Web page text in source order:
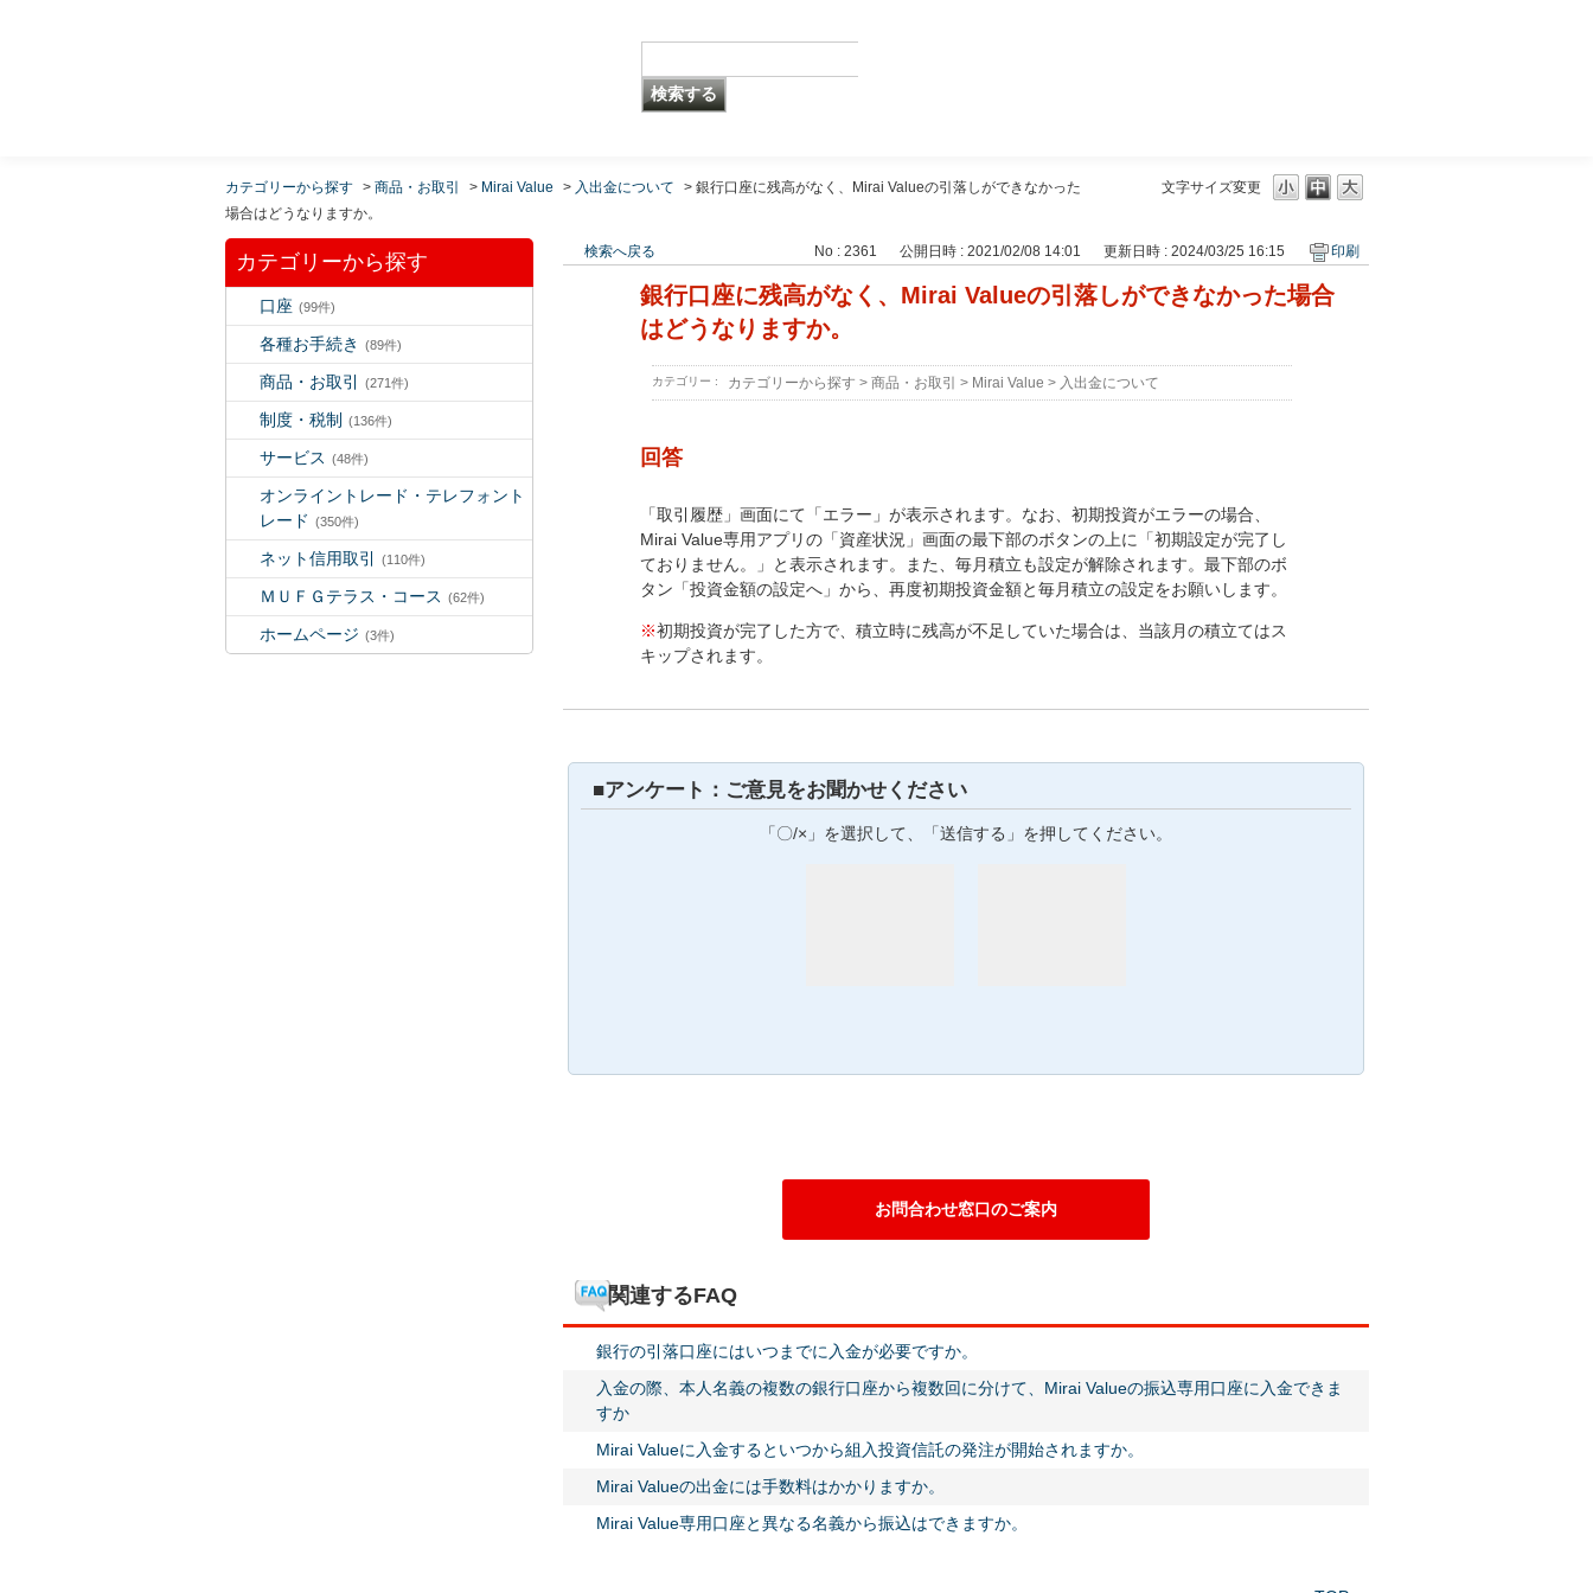
文字サイズ変更
カテゴリーから探す > 商品・お取引 > Mirai Value > 入出金について > 銀行口座に残高がなく、Mirai Valueの引落しができなかった
場合はどうなりますか。
カテゴリーから探す
口座 (99件)
各種お手続き (89件)
商品・お取引 (271件)
制度・税制 (136件)
サービス (48件)
オンライントレード・テレフォント
レード (350件)
ネット信用取引 (110件)
ＭＵＦＧテラス・コース (62件)
ホームページ (3件)
検索へ戻る No : 2361 公開日時 : 2021/02/08 14:01 更新日時 : 2024/03/25 16:15 印刷
銀行口座に残高がなく、Mirai Valueの引落しができなかった場合
はどうなりますか。
カテゴリー : カテゴリーから探す > 商品・お取引 > Mirai Value > 入出金について
回答
「取引履歴」画面にて「エラー」が表示されます。なお、初期投資がエラーの場合、
Mirai Value専用アプリの「資産状況」画面の最下部のボタンの上に「初期設定が完了し
ておりません。」と表示されます。また、毎月積立も設定が解除されます。最下部のボ
タン「投資金額の設定へ」から、再度初期投資金額と毎月積立の設定をお願いします。
※初期投資が完了した方で、積立時に残高が不足していた場合は、当該月の積立てはス
キップされます。
■アンケート：ご意見をお聞かせください
「〇/×」を選択して、「送信する」を押してください。
お問合わせ窓口のご案内
関連するFAQ
銀行の引落口座にはいつまでに入金が必要ですか。
入金の際、本人名義の複数の銀行口座から複数回に分けて、Mirai Valueの振込専用口座に入金できま
すか
Mirai Valueに入金するといつから組入投資信託の発注が開始されますか。
Mirai Valueの出金には手数料はかかりますか。
Mirai Value専用口座と異なる名義から振込はできますか。